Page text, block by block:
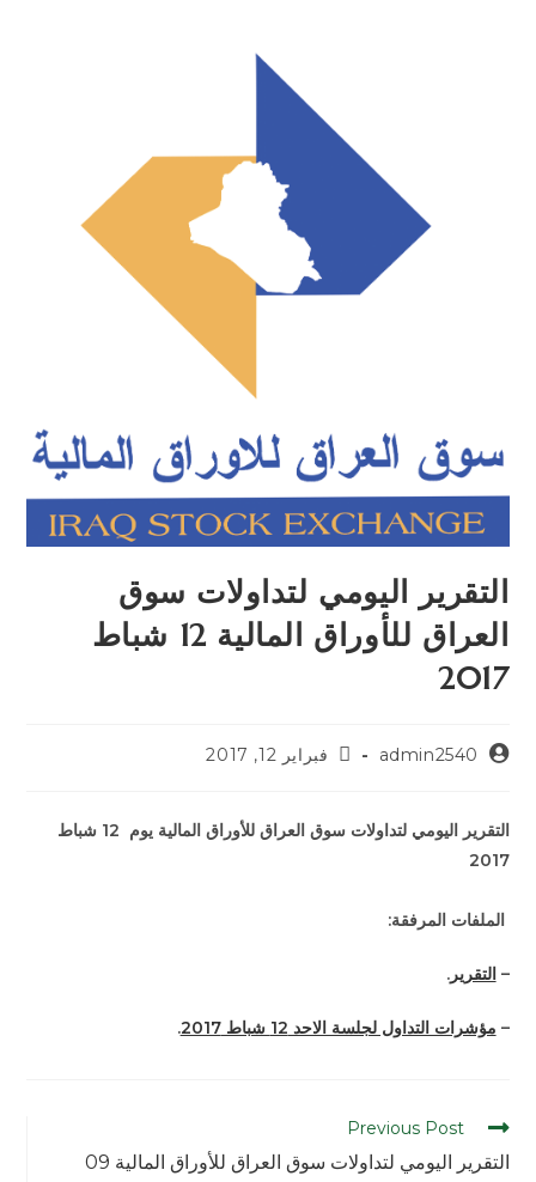
التقرير اليومي لتداولات سوق
العراق للأوراق المالية 12 شباط
2017
admin2540 فبراير 12, 2017
التقرير اليومي لتداولات سوق العراق للأوراق المالية يوم 12 شباط
2017
الملفات المرفقة:
– التقرير.
– مؤشرات التداول لجلسة الاحد 12 شباط 2017 .
Previous Post
التقرير اليومي لتداولات سوق العراق للأوراق المالية 09